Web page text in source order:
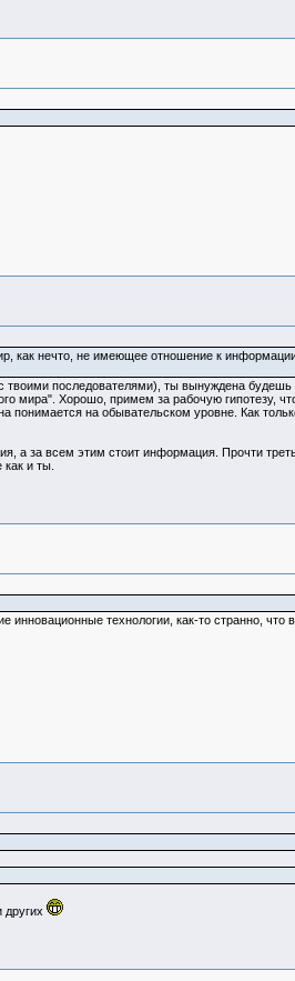
как нечто, не имеющее отношение к
твоими последователями), ты вынуждена
мира". Хорошо, примем за рабочую гипотезу,
на обывательском уровне. Как
а за всем этим стоит информация. Прочти
и ты.
технологии, как-то странно, что